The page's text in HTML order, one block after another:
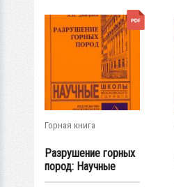
Горная книга
Разрушение горных
пород: Научные
школы...